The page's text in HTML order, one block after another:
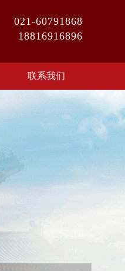
021-60791868
18816916896
联系我们